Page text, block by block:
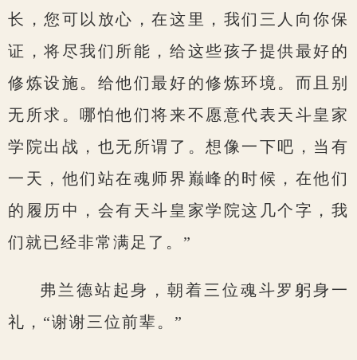
长，您可以放心，在这里，我们三人向你保
证，将尽我们所能，给这些孩子提供最好的
修炼设施。给他们最好的修炼环境。而且别
无所求。哪怕他们将来不愿意代表天斗皇家
学院出战，也无所谓了。想像一下吧，当有
一天，他们站在魂师界巅峰的时候，在他们
的履历中，会有天斗皇家学院这几个字，我
们就已经非常满足了。”
弗兰德站起身，朝着三位魂斗罗躬身一
礼，“谢谢三位前辈。”